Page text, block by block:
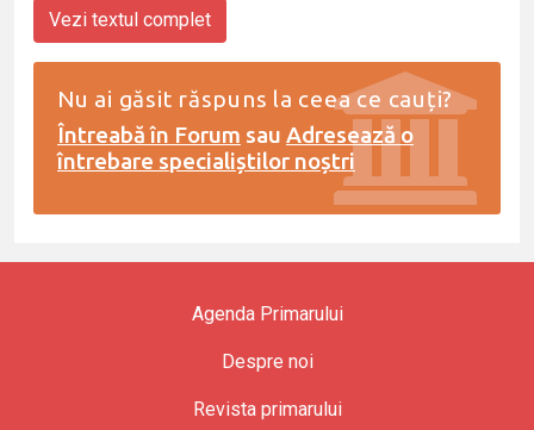
Vezi textul complet
Nu ai găsit răspuns la ceea ce cauți?
Întreabă în Forum sau Adresează o
întrebare specialiștilor noștri
Agenda Primarului
Despre noi
Revista primarului